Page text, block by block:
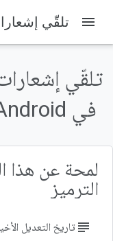
المتطلبات الأساسية
المهام التي ستنفِّذها
المتطلبات
استنساخ مستودع مشروع
menu
تلقّي
في Android باستخدام لغة Kotlin
لمحة عن هذا
الترميز
subject تاريخ التعديل الأخير: